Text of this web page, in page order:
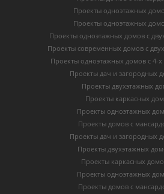
Проекты одноэтажных
Проекты одноэтажных
Проекты одноэтажных домов с
Проекты современных домов с
Проекты одноэтажных домов с 4-х
Проекты дач и загородных
Проекты двухэтажных
Проекты каркасных
Проекты одноэтажных
Проекты домов с
Проекты дач и загородных
Проекты двухэтажных
Проекты каркасных
Проекты одноэтажных
Проекты домов с